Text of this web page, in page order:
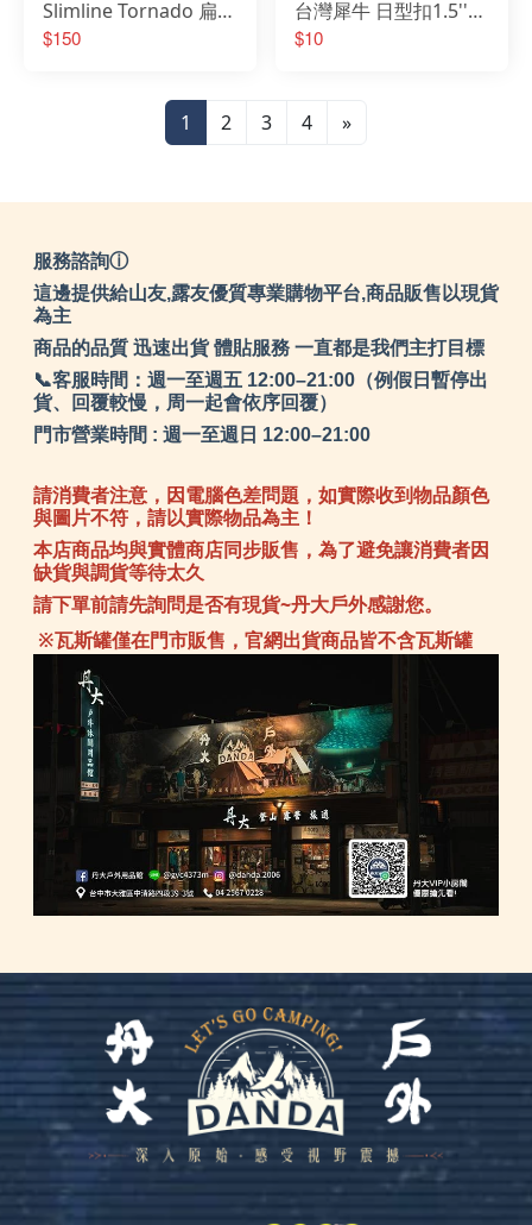
Slimline Tornado 扁形
高音哨 英國製 8色 636
$150
台灣犀牛 日型扣1.5''/
背包扣/調整扣/微調扣/
$10
1 2 3 4 »
服務諮詢ⓘ
這邊提供給山友,露友優質專業購物平台,商品販售以現貨
為主
商品的品質 迅速出貨 體貼服務 一直都是我們主打目標
📞客服時間：週一至週五 12:00–21:00（例假日暫停出
貨、回覆較慢，周一起會依序回覆）
門市營業時間 : 週一至週日 12:00–21:00
請消費者注意，因電腦色差問題，如實際收到物品顏色
與圖片不符，請以實際物品為主！
本店商品均與實體商店同步販售，為了避免讓消費者因
缺貨與調貨等待太久
請下單前請先詢問是否有現貨~丹大戶外感謝您。
※瓦斯罐僅在門市販售，官網出貨商品皆不含瓦斯罐